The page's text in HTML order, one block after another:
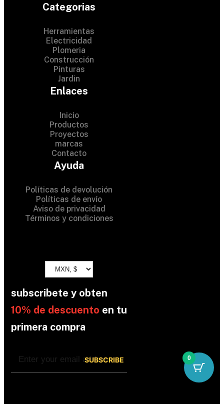
Categorias
Herramientas
Electricidad
Plomeria
Construcción
Pinturas
Jardin
Enlaces
Inicio
Productos
Proyectos
marcas
Contacto
Ayuda
Políticas de devolución
Políticas de envío
Aviso de privacidad
Términos y condiciones
subscribete y obten
10% de descuento en tu
primera compra
0